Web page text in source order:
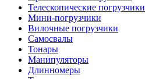
Телескопические погрузчики
Мини-погрузчики
Вилочные погрузчики
Самосвалы
Тонары
Манипуляторы
Длинномеры